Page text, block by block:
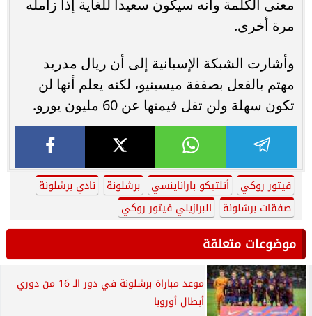
معنى الكلمة وأنه سيكون سعيدا للغاية إذا زامله
مرة أخرى.
وأشارت الشبكة الإسبانية إلى أن ريال مدريد
مهتم بالفعل بصفقة ميسينيو، لكنه يعلم أنها لن
تكون سهلة ولن تقل قيمتها عن 60 مليون يورو.
فيتور روكي أتلتيكو باراناينسي برشلونة
نادي برشلونة
صفقات برشلونة
البرازيلي فيتور روكي
موضوعات متعلقة
موعد مباراة برشلونة في دور الـ 16 من دوري
أبطال أوروبا